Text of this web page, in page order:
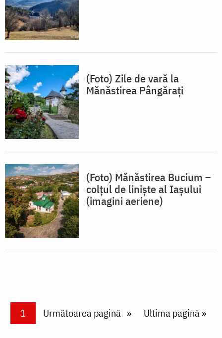
(Foto) Zile de vară la
Mănăstirea Pângărați
(Foto) Mănăstirea Bucium –
colțul de liniște al Iașului
(imagini aeriene)
PaginareCurrent page
1 Next page
Următoarea pagină Last page
Ultima pagină »